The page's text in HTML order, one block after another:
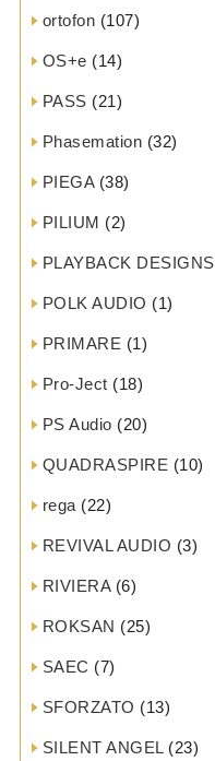
ortofon (107)
OS+e (14)
PASS (21)
Phasemation (32)
PIEGA(38)
PILIUM (2)
PLAYBACK DESIGNS
POLK AUDIO (1)
PRIMARE (1)
Pro-Ject (18)
PS Audio (20)
QUADRASPIRE (10)
rega (22)
REVIVAL AUDIO (3)
RIVIERA(6)
ROKSAN (25)
SAEC (7)
SFORZATO (13)
SILENT ANGEL(23)